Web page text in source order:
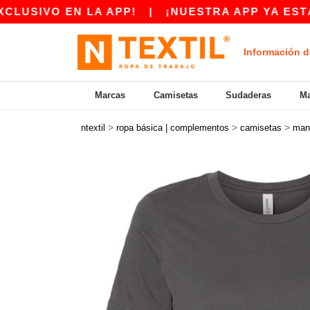
EN LA APP!| ¡NUESTRA APP YA ESTÁ
Información
Marcas Camisetas Sudaderas
ntextil > ropa básica | complementos > camisetas >